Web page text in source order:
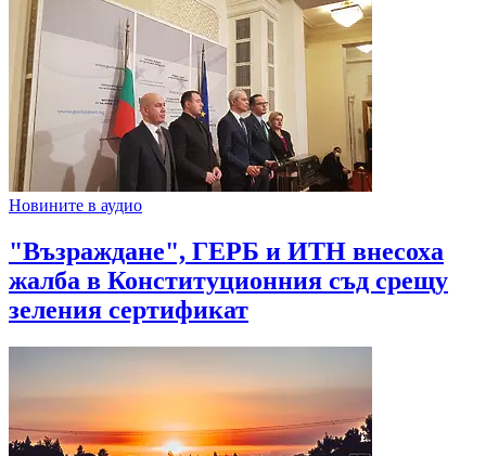
Новините в аудио
"Възраждане", ГЕРБ и ИТН внесоха
жалба в Конституционния съд срещу
зеления сертификат